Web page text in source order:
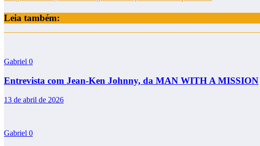
Leia também:
Gabriel 0
Entrevista com Jean-Ken Johnny, da MAN WITH A MISSION
13 de abril de 2026
Gabriel 0